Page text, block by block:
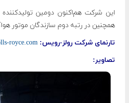
این شرکت هم‌اکنون دومین
همچنین در رتبه دوم سازندگان موتور
تارنمای شرکت رولز-رویس: royce.com
تصاویر: